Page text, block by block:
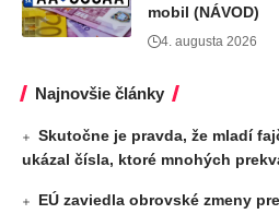
mobil (NÁVOD)
4. augusta 2026
Najnovšie články
Skutočne je pravda, že mladí
ukázal čísla, ktoré mnohých
EÚ zaviedla obrovské zmeny